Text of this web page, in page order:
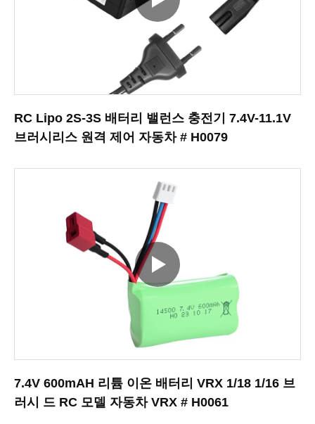
RC Lipo 2S-3S 배터리 밸런스 충전기 7.4V-11.1V
브러시리스 원격 제어 자동차 # H0079
7.4V 600mAH 리튬 이온 배터리 VRX 1/18 1/16 브
러시 드 RC 모델 자동차 VRX # H0061